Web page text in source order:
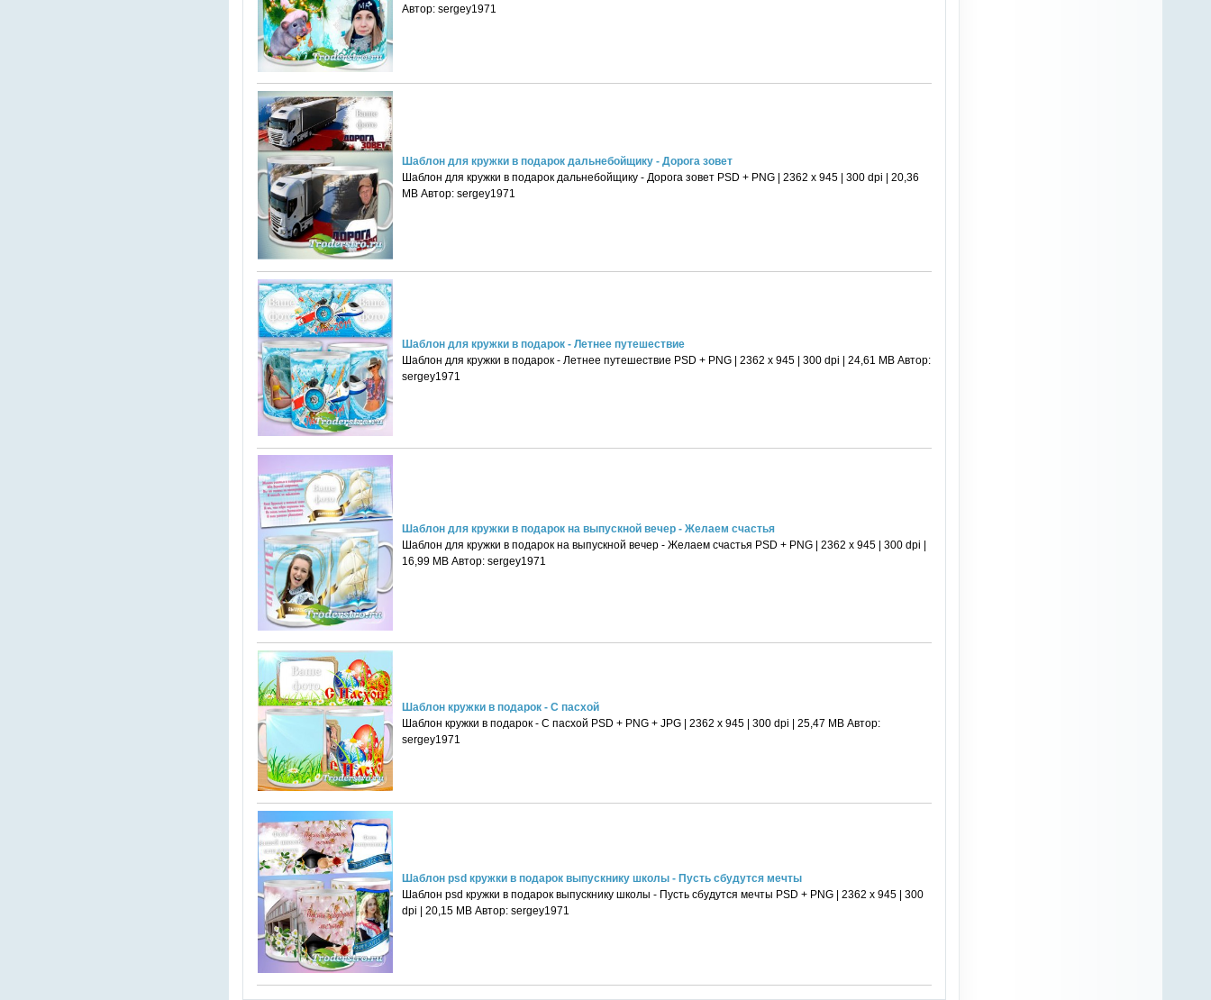
Автор: sergey1971
Шаблон для кружки в подарок дальнебойщику - Дорога зовет
Шаблон для кружки в подарок дальнебойщику - Дорога зовет PSD + PNG | 2362 x 945 | 300 dpi | 20,36
MB Автор: sergey1971
Шаблон для кружки в подарок - Летнее путешествие
Шаблон для кружки в подарок - Летнее путешествие PSD + PNG | 2362 x 945 | 300 dpi | 24,61 MB Автор:
sergey1971
Шаблон для кружки в подарок на выпускной вечер - Желаем счастья
Шаблон для кружки в подарок на выпускной вечер - Желаем счастья PSD + PNG | 2362 x 945 | 300 dpi |
16,99 MB Автор: sergey1971
Шаблон кружки в подарок - С пасхой
Шаблон кружки в подарок - С пасхой PSD + PNG + JPG | 2362 x 945 | 300 dpi | 25,47 MB Автор:
sergey1971
Шаблон psd кружки в подарок выпускнику школы - Пусть сбудутся мечты
Шаблон psd кружки в подарок выпускнику школы - Пусть сбудутся мечты PSD + PNG | 2362 x 945 | 300
dpi | 20,15 MB Автор: sergey1971